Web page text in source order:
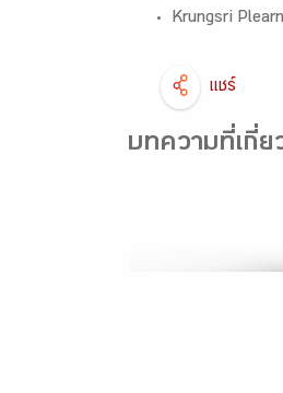
Krungsri Plearn
แชร์
บทความที่เกี่ย